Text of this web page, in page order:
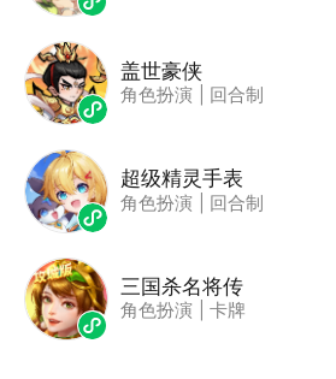
盖世豪侠
角色扮演 回合制
超级精灵手表
角色扮演 回合制
三国杀名将传
角色扮演 卡牌